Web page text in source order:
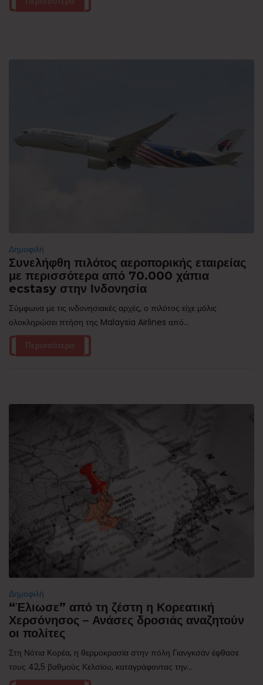
Δημοφιλή
Συνελήφθη πιλότος αεροπορικής εταιρείας
με περισσότερα από 70.000 χάπια
ecstasy στην Ινδονησία
Σύμφωνα με τις ινδονησιακές αρχές, ο πιλότος είχε μόλις
ολοκληρώσει πτήση της Malaysia Airlines από...
Περισσότερα
Δημοφιλή
“Έλιωσε” από τη ζέστη η Κορεατική
Χερσόνησος – Ανάσες δροσιάς αναζητούν
οι πολίτες
Στη Νότια Κορέα, η θερμοκρασία στην πόλη Γιανγκσάν έφθασε
τους 42,5 βαθμούς Κελσίου, καταγράφοντας την...